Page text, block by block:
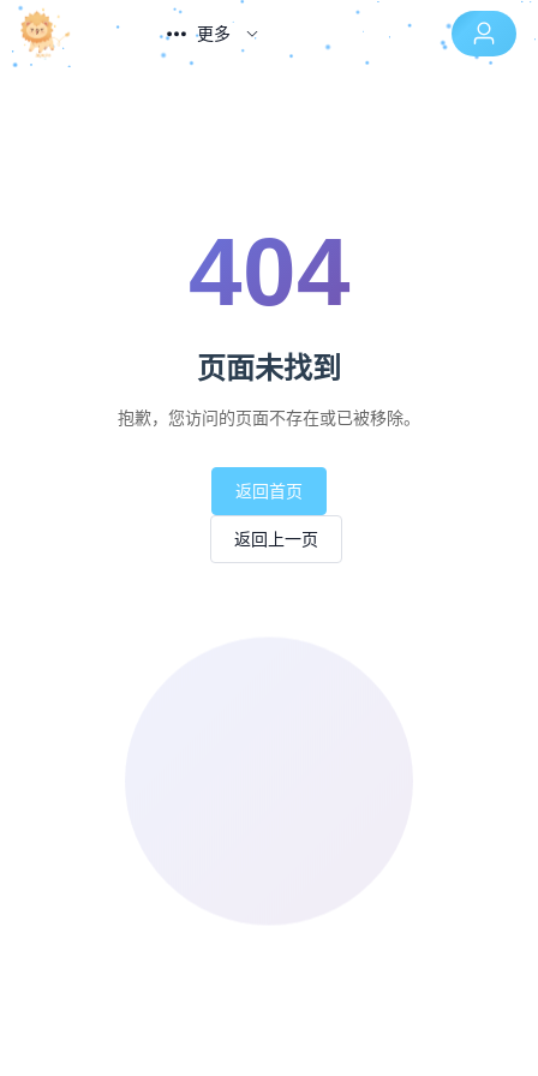
更多
404
页面未找到
抱歉，您访问的页面不存在或已被移除。
返回首页
返回上一页